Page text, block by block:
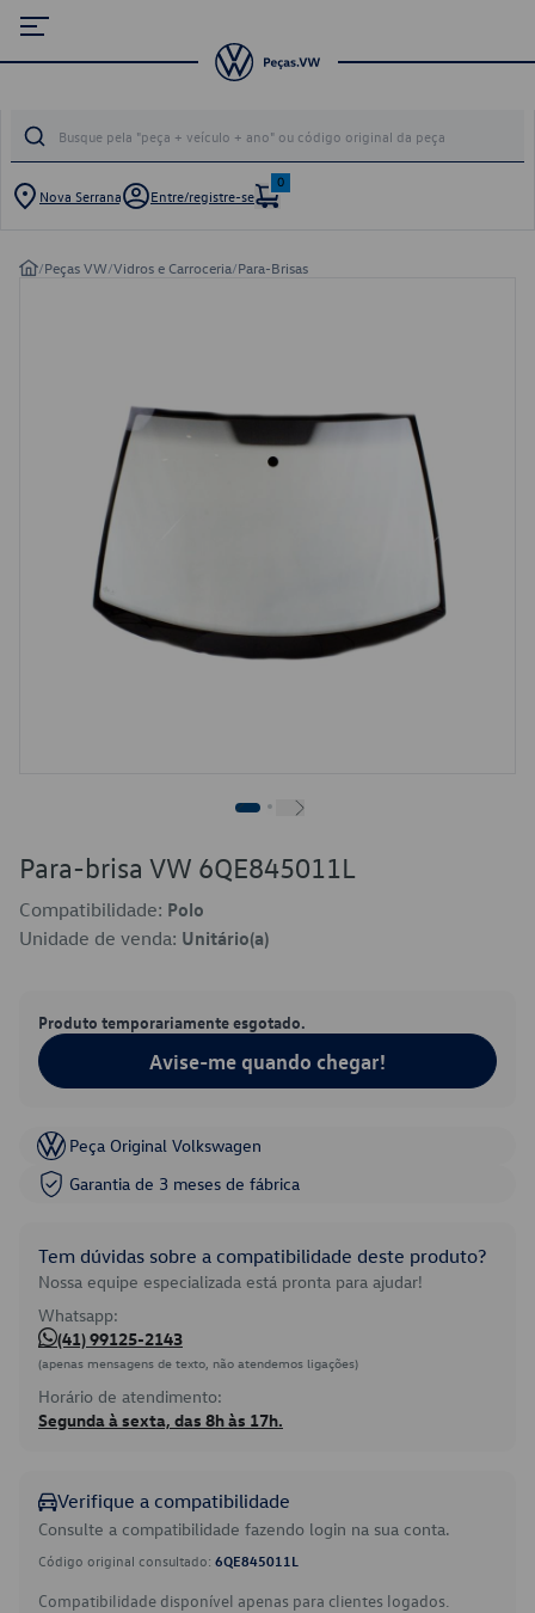
Nova Serrana Entre/registre-se
0
/Peças VW/Vidros e Carroceria/Para-Brisas
Para-brisa VW 6QE845011L
Compatibilidade: Polo
Unidade de venda: Unitário(a)
Produto temporariamente esgotado.
Avise-me quando chegar!
Peça Original Volkswagen
Garantia de 3 meses de fábrica
Tem dúvidas sobre a compatibilidade deste produto?
Nossa equipe especializada está pronta para ajudar!
Whatsapp:
(41) 99125-2143
(apenas mensagens de texto, não atendemos ligações)
Horário de atendimento:
Segunda à sexta, das 8h às 17h.
Verifique a compatibilidade
Consulte a compatibilidade fazendo login na sua conta.
Código original consultado: 6QE845011L
Compatibilidade disponível apenas para clientes logados.